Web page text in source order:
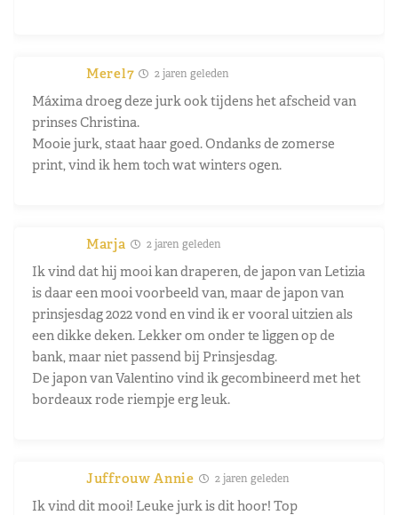
Merel7 2 jaren geleden
Máxima droeg deze jurk ook tijdens het afscheid van
prinses Christina.
Mooie jurk, staat haar goed. Ondanks de zomerse
print, vind ik hem toch wat winters ogen.
Marja 2 jaren geleden
Ik vind dat hij mooi kan draperen, de japon van Letizia
is daar een mooi voorbeeld van, maar de japon van
prinsjesdag 2022 vond en vind ik er vooral uitzien als
een dikke deken. Lekker om onder te liggen op de
bank, maar niet passend bij Prinsjesdag.
De japon van Valentino vind ik gecombineerd met het
bordeaux rode riempje erg leuk.
Juffrouw Annie 2 jaren geleden
Ik vind dit mooi! Leuke jurk is dit hoor! Top